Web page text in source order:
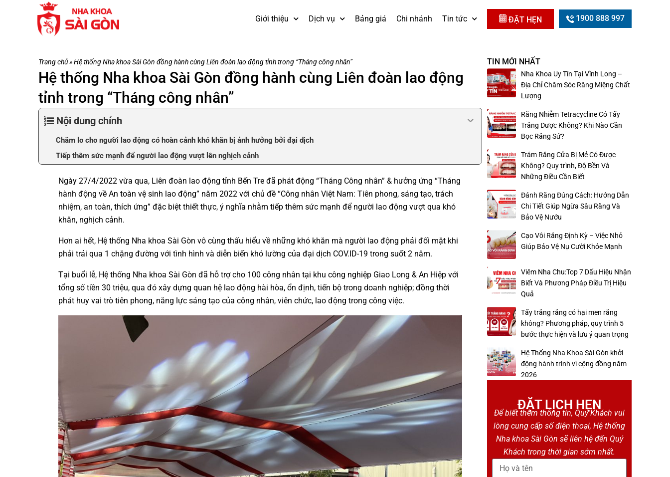
Giới thiệu Dịch vụ Bảng giá Chi nhánh Tin tức ĐẶT HẸN 1900 888 997
Trang chủ»Hệ thống Nha khoa Sài Gòn đồng hành cùng Liên đoàn lao động tỉnh trong “Tháng công nhân”
Hệ thống Nha khoa Sài Gòn đồng hành cùng Liên đoàn lao động
tỉnh trong “Tháng công nhân”
Nội dung chính
Chăm lo cho người lao động có hoàn cảnh khó khăn bị ảnh hưởng bởi đại dịch
Tiếp thêm sức mạnh để người lao động vượt lên nghịch cảnh
Ngày 27/4/2022 vừa qua, Liên đoàn lao động tỉnh Bến Tre đã phát động “Tháng Công nhân” & hưởng ứng “Tháng
hành động về An toàn vệ sinh lao động” năm 2022 với chủ đề “Công nhân Việt Nam: Tiên phong, sáng tạo, trách
nhiệm, an toàn, thích ứng” đặc biệt thiết thực, ý nghĩa nhằm tiếp thêm sức mạnh để người lao động vượt qua khó
khăn, nghịch cảnh.
Hơn ai hết, Hệ thống Nha khoa Sài Gòn vô cùng thấu hiểu về những khó khăn mà người lao động phải đối mặt khi
phải trải qua 1 chặng đường với tình hình và diễn biến khó lường của đại dịch COV.ID-19 trong suốt 2 năm.
Tại buổi lễ, Hệ thống Nha khoa Sài Gòn đã hỗ trợ cho 100 công nhân tại khu công nghiệp Giao Long & An Hiệp với
tổng số tiền 30 triệu, qua đó xây dựng quan hệ lao động hài hòa, ổn định, tiến bộ trong doanh nghiệp; đồng thời
phát huy vai trò tiên phong, năng lực sáng tạo của công nhân, viên chức, lao động trong công việc.
TIN MỚI NHẤT
Nha Khoa Uy Tín Tại Vĩnh Long –
Địa Chỉ Chăm Sóc Răng Miệng Chất
Lượng
Răng Nhiễm Tetracycline Có Tẩy
Trắng Được Không? Khi Nào Cần
Bọc Răng Sứ?
Trám Răng Cửa Bị Mẻ Có Được
Không? Quy trình, Độ Bền Và
Những Điều Cần Biết
Đánh Răng Đúng Cách: Hướng Dẫn
Chi Tiết Giúp Ngừa Sâu Răng Và
Bảo Vệ Nướu
Cạo Vôi Răng Định Kỳ – Việc Nhỏ
Giúp Bảo Vệ Nụ Cười Khỏe Mạnh
Viêm Nha Chu:Top 7 Dấu Hiệu Nhận
Biết Và Phương Pháp Điều Trị Hiệu
Quả
Tẩy trắng răng có hại men răng
không? Phương pháp, quy trình 5
bước thực hiện và lưu ý quan trọng
Hệ Thống Nha Khoa Sài Gòn khởi
động hành trình vì cộng đồng năm
2026
ĐẶT LỊCH HẸN
Để biết thêm thông tin, Quý Khách vui
lòng cung cấp số điện thoại, Hệ thống
Nha khoa Sài Gòn sẽ liên hệ đến Quý
Khách trong thời gian sớm nhất.